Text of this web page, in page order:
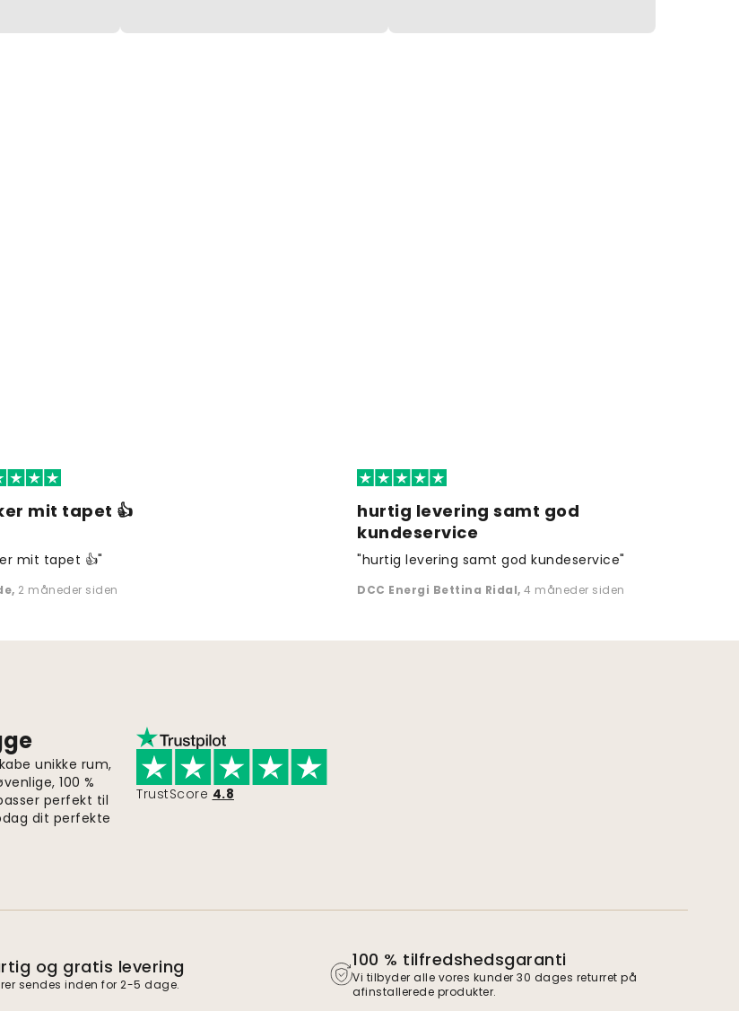
mit tapet 👍
mit tapet 👍"
, 2 måneder siden
hurtig levering samt god
kundeservice
"hurtig levering samt god kundeservice"
DCC Energi Bettina Ridal, 4 måneder siden
unikke rum,
100 %
perfekt til
dit perfekte
TrustScore 4.8
og gratis levering
sendes inden for 2-5 dage.
100 % tilfredshedsgaranti
Vi tilbyder alle vores kunder 30 dages returret på
afinstallerede produkter.